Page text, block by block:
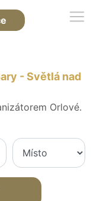
- Světlá nad
Orlové.